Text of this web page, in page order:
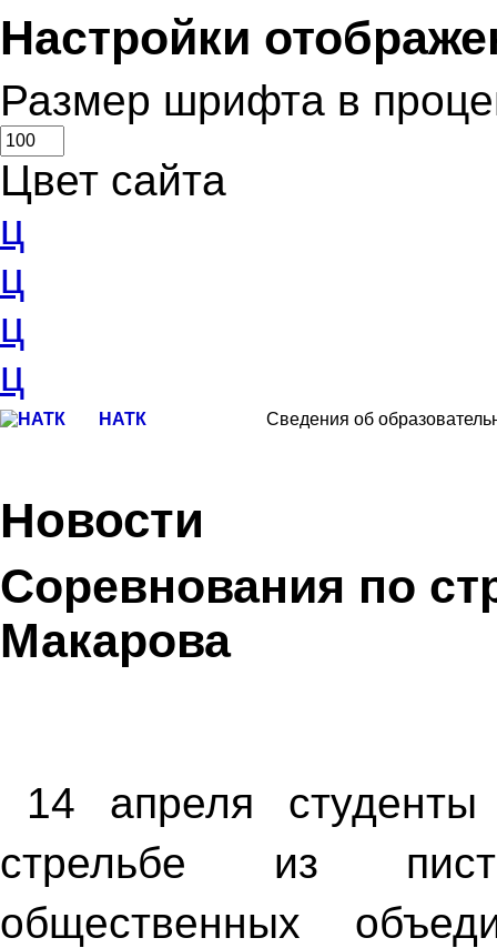
Настройки
Размер шрифта в
Цвет сайта
ц
ц
ц
ц
НАТК Сведения об
Новости
Соревнования по
Макарова
14 апреля
стрельбе из
общественных